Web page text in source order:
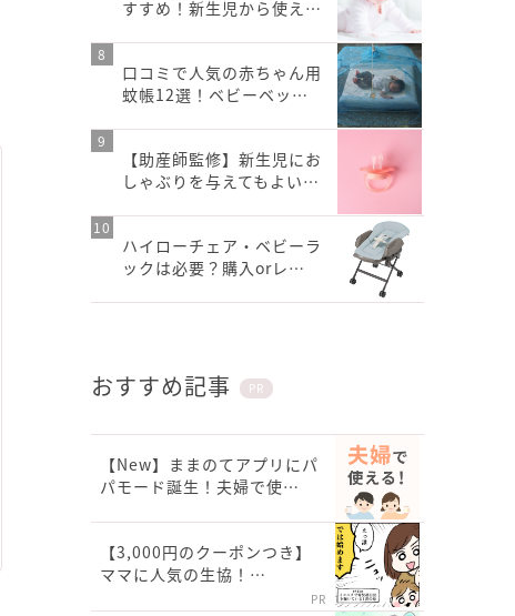
すすめ！新生児から使え…
口コミで人気の赤ちゃん用
蚊帳12選！ベビーベッ…
【助産師監修】新生児にお
しゃぶりを与えてもよい…
ハイローチェア・ベビーラ
ックは必要？購入orレ…
おすすめ記事 PR
【New】ままのてアプリにパ
パモード誕生！夫婦で使…
【3,000円のクーポンつき】
ママに人気の生協！…
PR